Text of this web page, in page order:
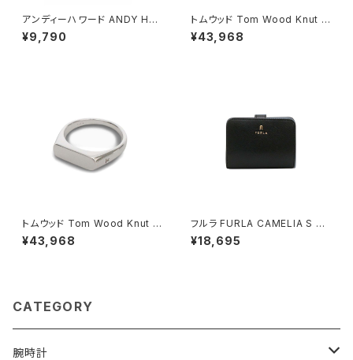
アンディーハワード ANDY HA
WARD ビジネスリュック 30L
大容量 2室 A3対応 ノートPC収
¥9,790
トムウッド Tom Wood Knut R
ing リング 100572-46 シルバ
ー
¥43,968
トムウッド Tom Wood Knut R
ing リング 100572-54 シルバ
ー
¥43,968
フルラ FURLA CAMELIA S C
OMPACT WALLETS 二つ折り
財布 wp00315-are000-o60
¥18,695
CATEGORY
腕時計